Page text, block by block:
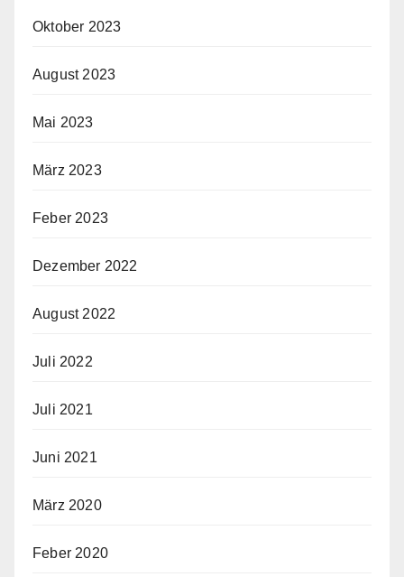
Oktober 2023
August 2023
Mai 2023
März 2023
Feber 2023
Dezember 2022
August 2022
Juli 2022
Juli 2021
Juni 2021
März 2020
Feber 2020